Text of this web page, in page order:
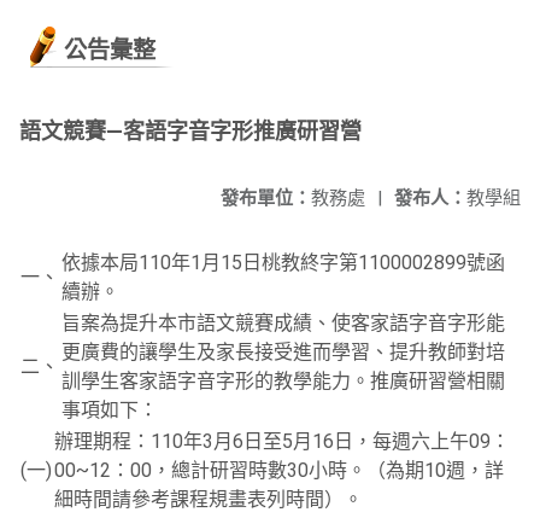
公告彙整
語文競賽—客語字音字形推廣研習營
發布人： 教學組
發布單位： 教務處 |
一、
依據本局110年1月15日桃教終字第1100002899號函
續辦。
二、
旨案為提升本市語文競賽成績、使客家語字音字形能
更廣費的讓學生及家長接受進而學習、提升教師對培
訓學生客家語字音字形的教學能力。推廣研習營相關
事項如下：
(一)
辦理期程：110年3月6日至5月16日，每週六上午09：
00~12：00，總計研習時數30小時。（為期10週，詳
細時間請參考課程規畫表列時間）。